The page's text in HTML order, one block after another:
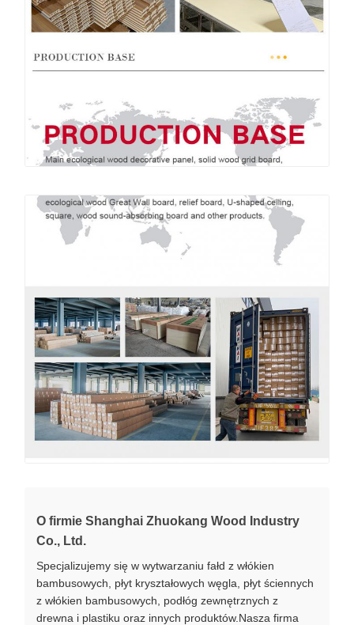
O firmie Shanghai Zhuokang Wood Industry
Co., Ltd.
Specjalizujemy się w wytwarzaniu fałd z włókien
bambusowych, płyt kryształowych węgla, płyt ściennych
z włókien bambusowych, podłóg zewnętrznych z
drewna i plastiku oraz innych produktów.Nasza firma